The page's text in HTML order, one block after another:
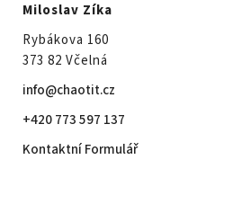
Miloslav Zíka
Rybákova 160
373 82 Včelná
info@chaotit.cz
+420 773 597 137
Kontaktní Formulář